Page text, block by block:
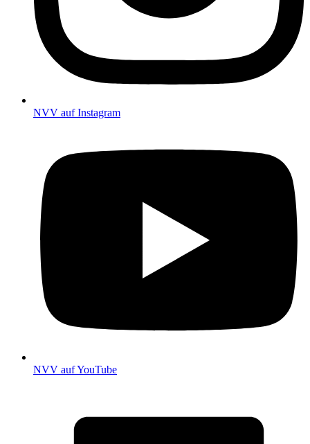
NVV auf Instagram
NVV auf YouTube